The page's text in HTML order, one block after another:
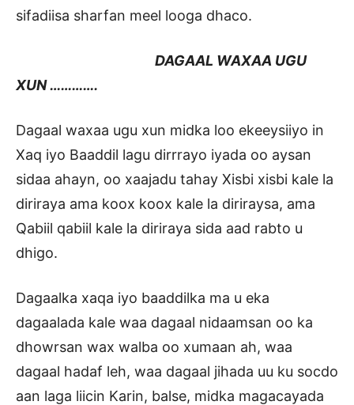
sifadiisa sharfan meel looga dhaco.
DAGAAL WAXAA UGU
XUN ………….
Dagaal waxaa ugu xun midka loo ekeeysiiyo in
Xaq iyo Baaddil lagu dirrrayo iyada oo aysan
sidaa ahayn, oo xaajadu tahay Xisbi xisbi kale la
diriraya ama koox koox kale la diriraysa, ama
Qabiil qabiil kale la diriraya sida aad rabto u
dhigo.
Dagaalka xaqa iyo baaddilka ma u eka
dagaalada kale waa dagaal nidaamsan oo ka
dhowrsan wax walba oo xumaan ah, waa
dagaal hadaf leh, waa dagaal jihada uu ku socdo
aan laga liicin Karin, balse, midka magacayada